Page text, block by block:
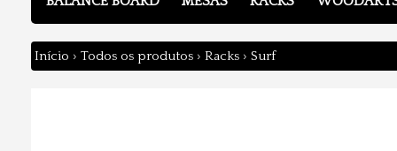
Início › Todos os produtos › Racks › Surf